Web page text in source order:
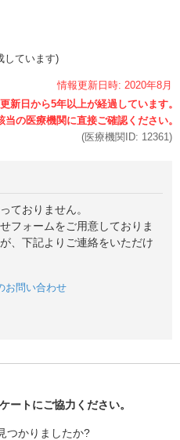
しています)
情報更新日時: 2020年8月
(医療機関ID: 12361)
ておりません。
フォームをご用意しておりま
、下記よりご連絡をいただけ
お問い合わせ
ートにご協力ください。
つかりましたか?